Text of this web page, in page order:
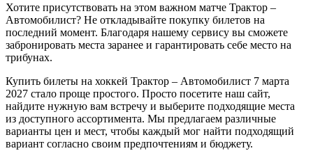
Хотите присутствовать на этом важном матче Трактор –
Автомобилист? Не откладывайте покупку билетов на
последний момент. Благодаря нашему сервису вы сможете
забронировать места заранее и гарантировать себе место на
трибунах.
Купить билеты на хоккей Трактор – Автомобилист 7 марта
2027 стало проще простого. Просто посетите наш сайт,
найдите нужную вам встречу и выберите подходящие места
из доступного ассортимента. Мы предлагаем различные
варианты цен и мест, чтобы каждый мог найти подходящий
вариант согласно своим предпочтениям и бюджету.